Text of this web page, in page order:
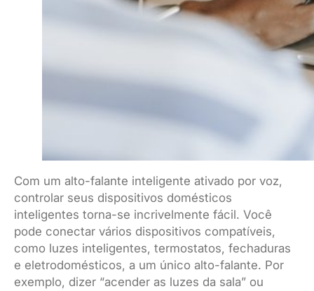
Com um alto-falante inteligente ativado por voz,
controlar seus dispositivos domésticos
inteligentes torna-se incrivelmente fácil. Você
pode conectar vários dispositivos compatíveis,
como luzes inteligentes, termostatos, fechaduras
e eletrodomésticos, a um único alto-falante. Por
exemplo, dizer “acender as luzes da sala” ou